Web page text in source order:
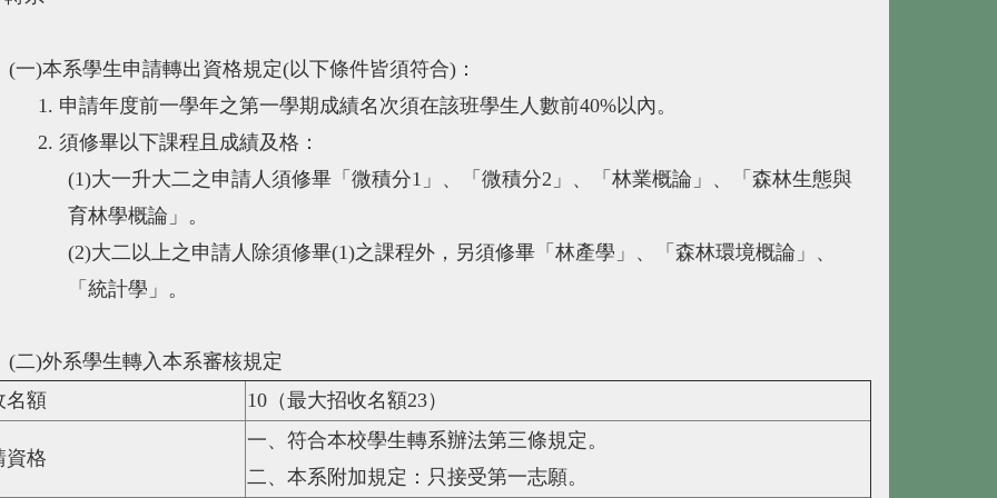
(一)本系學生申請轉出資格規定(以下條件皆須符合)：
1. 申請年度前一學年之第一學期成績名次須在該班學生人數前40%以內。
2. 須修畢以下課程且成績及格：
(1)大一升大二之申請人須修畢「微積分1 」、「微積分2 」、「林業概論」、「森林生態與
育林學概論」。
(2)大二以上之申請人除須修畢(1)之課程外，另須修畢「林產學」、「森林環境概論」、
「統計學」。
(二)外系學生轉入本系審核規定
名額
10（最大招收名額23）
資格
一、符合本校學生轉系辦法第三條規定。
二、本系附加規定：只接受第一志願。